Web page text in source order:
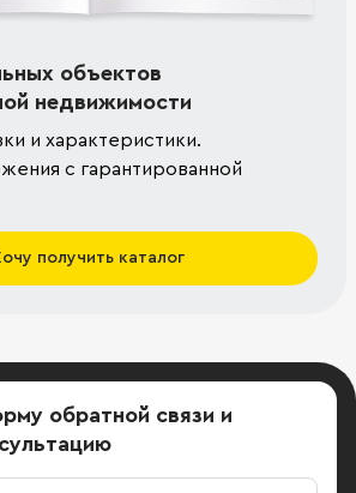
объектов
недвижимости
и характеристики.
с гарантированной
получить каталог
обратной связи и